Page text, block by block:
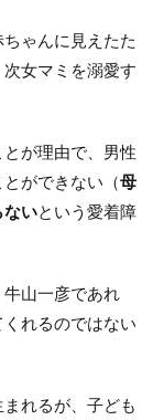
ゃんに見えたた
女マミを溺愛す
が理由で、男性
ができない（母
ないという愛着障
山一彦であれ
れるのではない
れるが、子ども